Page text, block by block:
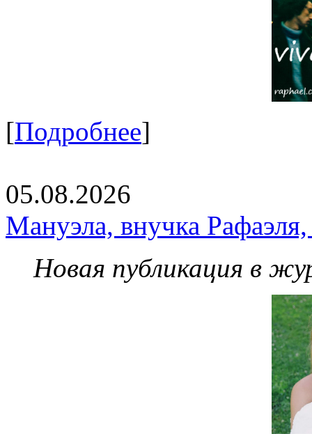
[Подробнее]
05.08.2026
Мануэла, внучка
Новая публикация в